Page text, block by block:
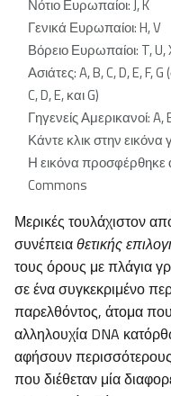
Νότιο Ευρωπαίοι: J, K
Γενικά Ευρωπαίοι: H, V
Βόρειο Ευρωπαίοι: T, U,
Ασιάτες: A, B, C, D, E, F,
C, D, E, και G)
Γηγενείς Αμερικανοί: A,
Κάντε κλικ στην εικόνα
Η εικόνα προσφέρθηκε
Commons
Μερικές τουλάχιστον
συνέπειαθετικής
τους όρους με πλάγια
σε ένα συγκεκριμένο
παρελθόντος, άτομα που
αλληλουχία DNA
αφήσουν
που διέθεταν μία